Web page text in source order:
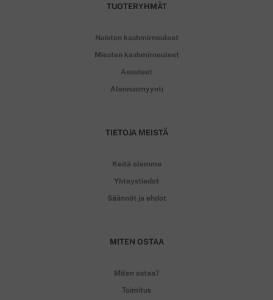
TUOTERYHMÄT
Naisten kashmirneuleet
Miesten kashmirneuleet
Asusteet
Alennusmyynti
TIETOJA MEISTÄ
Keitä olemme
Yhteystiedot
Säännöt ja ehdot
MITEN OSTAA
Miten ostaa?
Toimitus